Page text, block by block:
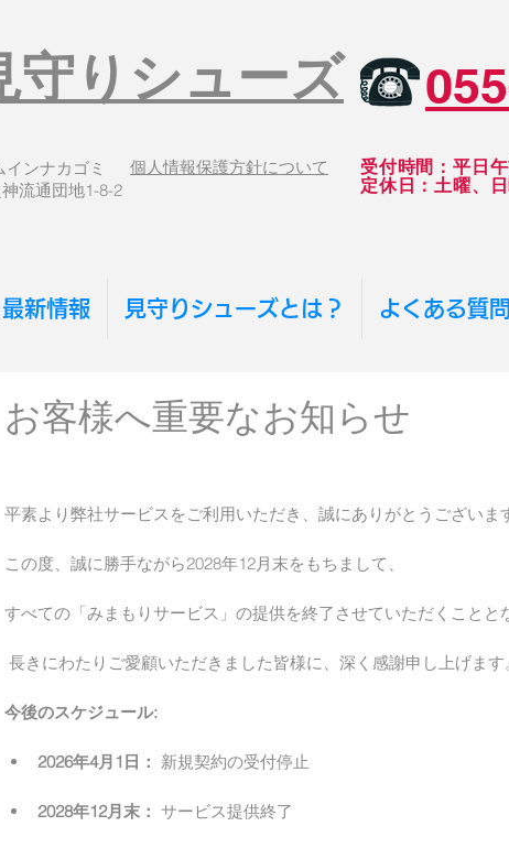
守りシューズ
ンナカゴミ
流通団地1-8-2
個人情報保護方針について
受付時間：平日
定休日：土曜、
最新情報 見守りシューズとは？ よくある質問
お客様へ重要なお知らせ
平素より弊社サービスをご利用いただき、誠にありがとうございま
この度、誠に勝手ながら2028年12月末をもちまして、
すべての「みまもりサービス」の提供を終了させていただくことと
長きにわたりご愛顧いただきました皆様に、深く感謝申し上げます
今後のスケジュール:
2026年4月1日： 新規契約の受付停止
2028年12月末： サービス提供終了